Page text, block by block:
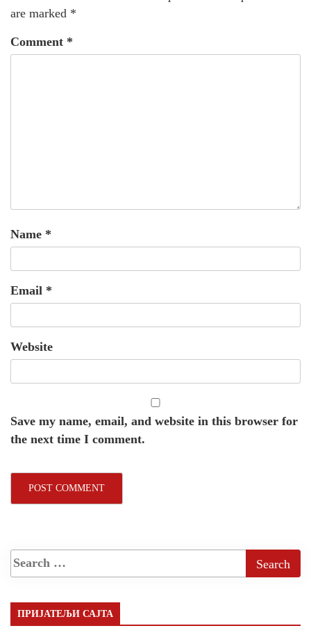
are marked *
Comment *
Name *
Email *
Website
Save my name, email, and website in this browser for
the next time I comment.
ПРИЈАТЕЉИ САЈТА